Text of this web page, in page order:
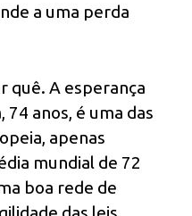
a uma perda
quê. A esperança
74 anos, é uma das
apenas
mundial de 72
boa rede de